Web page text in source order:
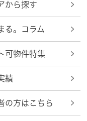
から探す
る。コラム
可物件特集
績
の方はこちら